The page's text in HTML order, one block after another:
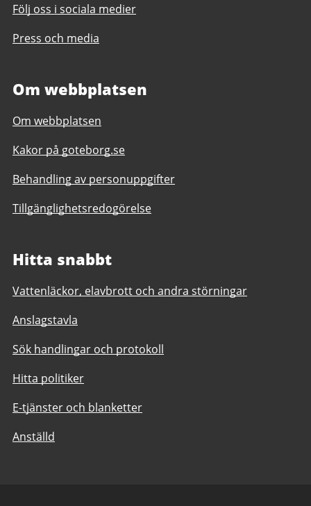
Följ oss i sociala medier
Press och media
Om webbplatsen
Om webbplatsen
Kakor på goteborg.se
Behandling av personuppgifter
Tillgänglighetsredogörelse
Hitta snabbt
Vattenläckor, elavbrott och andra störningar
Anslagstavla
Sök handlingar och protokoll
Hitta politiker
E-tjänster och blanketter
Anställd